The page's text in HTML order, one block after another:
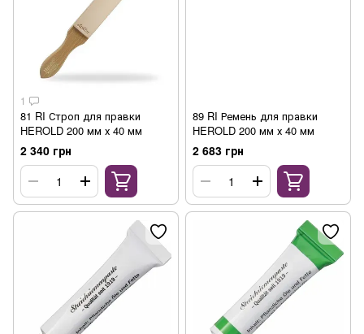
1
81 RI Строп для правки
HEROLD 200 мм х 40 мм
2 340 грн
89 RI Ремень для правки
HEROLD 200 мм х 40 мм
2 683 грн